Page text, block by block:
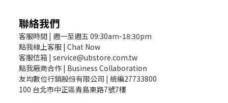
聯絡我們
客服時間 | 週一至週五 09:30am-18:30pm
點我線上客服 | Chat Now
客服信箱 | service@ubstore.com.tw
點我廠商合作 | Business Collaboration
友均數位行銷股份有限公司 | 統編27733800
100 台北市中正區青島東路7號7樓